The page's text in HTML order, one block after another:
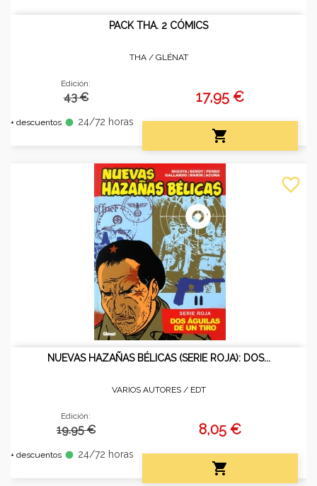
PACK THA. 2 CÓMICS
THA / GLÉNAT
Edición:
43 €
+ descuentos fiber_manual_record 24/72 horas
17,95 €

NUEVAS HAZAÑAS BÉLICAS (SERIE ROJA): DOS...
VARIOS AUTORES / EDT
Edición:
19.95 €
+ descuentos fiber_manual_record 24/72 horas
8,05 €

favorite_border